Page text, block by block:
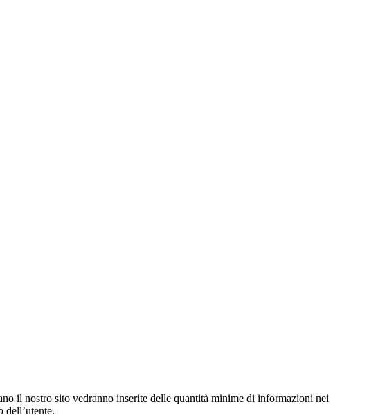
il nostro sito vedranno inserite delle quantità minime di informazioni nei